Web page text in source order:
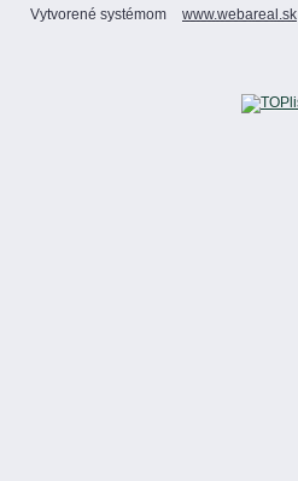
Vytvorené systémom www.webareal.sk